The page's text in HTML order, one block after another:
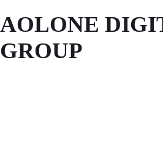
AOLONE
GROUP